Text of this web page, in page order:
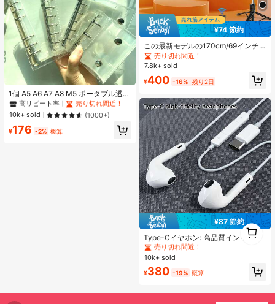
1個 A5 A6 A7 A8 M5 ポータブル透明
ルーズリーフバインダー、透明ステ
ッカーブック、シールブック、ステ
ッカーブック、写真収納バッグ、フ
ォトアルバム、貯金プランブック、
プランナー、ノート、オフィス文房
#1 ベストセラー
マルチカラー バインダー
高リピート率
売り切れ間近！
#1 ベストセラー
マルチカラー バインダー
高リピート率
売り切れ間近！
#1 ベストセラー
マルチカラー バインダー
高リピート率
売り切れ間近！
#1 ベストセラー
高リピート率
売り切れ間近！
10k+ sold (1000+)
¥176 -2% 概算
¥74 節約
この最新モデルの170cm/69インチ
のBluetoothリモコン式セルフィース
ティック、スマホホルダー、LEDラ
す。ビデオ撮影、ライフレコーディ
ング、旅行に適しています。伸縮、
360度回転、スタビライザー、折り
たたみ式の携帯用三脚式セルフィー
スティックです。バレンタインデー
のカップル撮影に最適なツールで
す。
売り切れ間近！
7.8k+ sold
¥400 -16% 残り2日
¥87 節約
Type-Cイヤホン: 高品質インイヤー
ヘッドホン、3ボタンインラインコ
ントロール内蔵、音楽再生、通話応
答、音量調整が簡単。17/16/15シリ
ーズ、Plus、Pro、Pro Maxモデル対
#1 ベストセラー
に エレクトロニクス
売り切れ間近！
#1 ベストセラー
売り切れ間近！
#1 ベストセラー
売り切れ間近！
#1 ベストセラー
10k+ sold
¥380 -19% 概算
1